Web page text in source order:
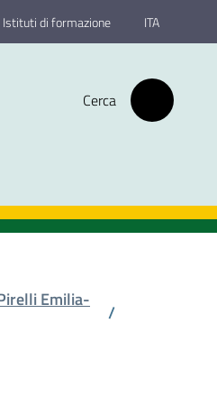
Istituti di formazione ITA
Cerca
Emilia-
/